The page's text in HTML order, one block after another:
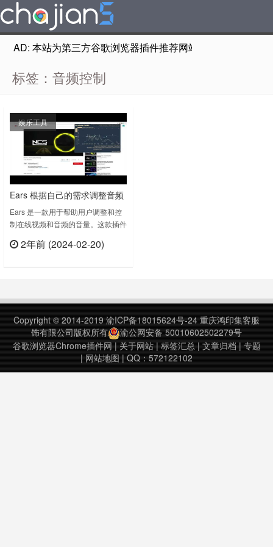
AD: 本站为第三方谷歌浏览器插件推荐网站，非Google
标签：音频控制
娱乐工具
Ears 根据自己的需求调整音频
和视频的音量级别
Ears 是一款用于帮助用户调整和控
制在线视频和音频的音量。这款插件
户可以根据自己的需求调整音频和视
其他功能，如全局音频控制、音频增
器中更好地管理和享受音频和视频内
容。Ears v……
2年前 (2024-02-20)
Copyright © 2014-2019 渝ICP备18015624号-24 重庆鸿印集客服
饰有限公司版权所有
渝公网安备 50010602502279号
谷歌浏览器Chrome插件网 | 关于网站| 标签汇总| 文章归档 | 专题
| 网站地图 | QQ：572122102